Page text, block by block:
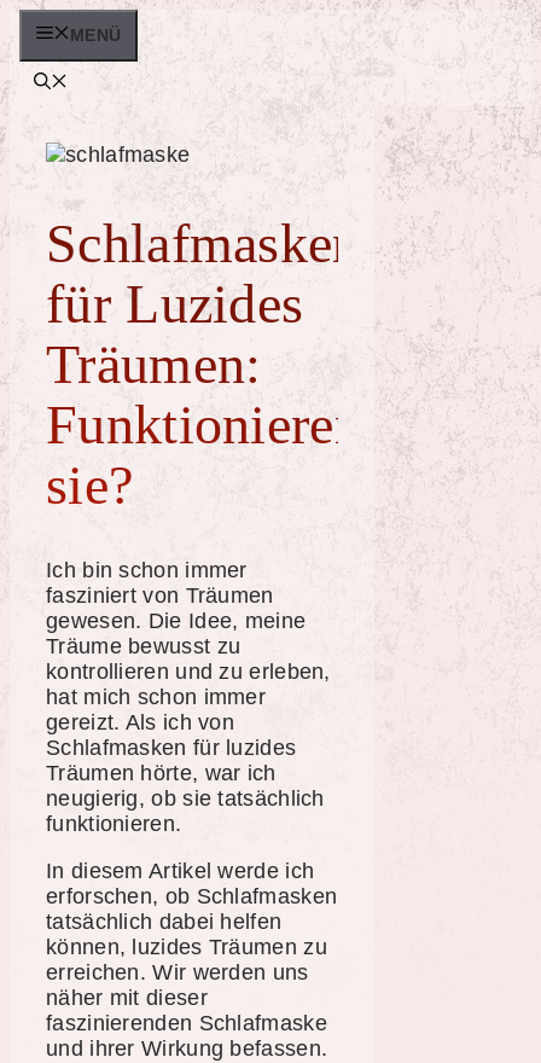
Zum
Inhalt
springen
MENÜ
Schlafmasken
für Luzides
Träumen:
Funktionieren
sie?
Ich bin schon immer
fasziniert von Träumen
gewesen. Die Idee, meine
Träume bewusst zu
kontrollieren und zu erleben,
hat mich schon immer
gereizt. Als ich von
Schlafmasken für luzides
Träumen hörte, war ich
neugierig, ob sie tatsächlich
funktionieren.
In diesem Artikel werde ich
erforschen, ob Schlafmasken
tatsächlich dabei helfen
können, luzides Träumen zu
erreichen. Wir werden uns
näher mit dieser
faszinierenden Schlafmaske
und ihrer Wirkung befassen.